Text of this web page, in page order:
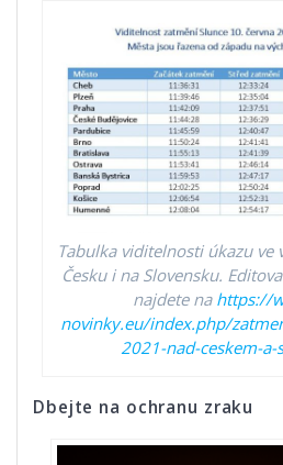
Tabulka viditelnosti úkazu ve
Česku i na Slovensku.
najdete na https://
novinky.eu/index.php/
2021-nad-ceskem-a-
Dbejte na ochranu zraku